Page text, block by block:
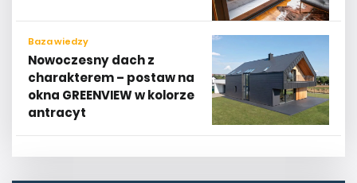
Baza wiedzy
Nowoczesny dach z
charakterem – postaw na
okna GREENVIEW w kolorze
antracyt